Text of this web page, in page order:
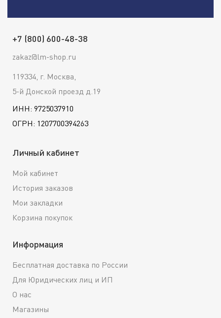
+7 (800) 600-48-38
zakaz@lm-shop.ru
119334, г. Москва,
5-й Донской проезд д.19
ИНН: 9725037910
ОГРН: 1207700394263
Личный кабинет
Мой кабинет
История заказов
Мои закладки
Корзина покупок
Информация
Бесплатная доставка по России
Для Юридических лиц и ИП
О нас
Магазины